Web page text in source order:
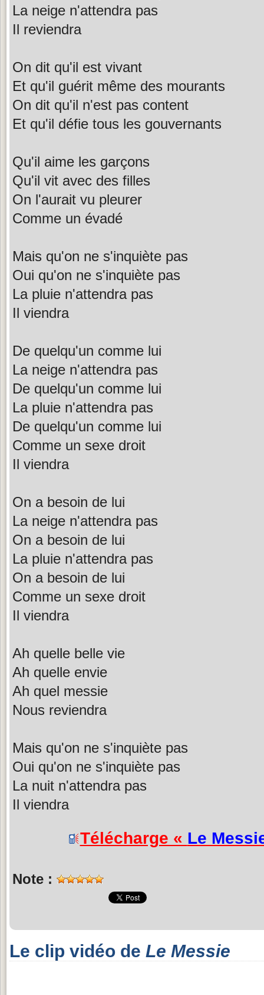
La neige n'attendra pas
Il reviendra
On dit qu'il est vivant
Et qu'il guérit même des mourants
On dit qu'il n'est pas content
Et qu'il défie tous les gouvernants
Qu'il aime les garçons
Qu'il vit avec des filles
On l'aurait vu pleurer
Comme un évadé
Mais qu'on ne s'inquiète pas
Oui qu'on ne s'inquiète pas
La pluie n'attendra pas
Il viendra
De quelqu'un comme lui
La neige n'attendra pas
De quelqu'un comme lui
La pluie n'attendra pas
De quelqu'un comme lui
Comme un sexe droit
Il viendra
On a besoin de lui
La neige n'attendra pas
On a besoin de lui
La pluie n'attendra pas
On a besoin de lui
Comme un sexe droit
Il viendra
Ah quelle belle vie
Ah quelle envie
Ah quel messie
Nous reviendra
Mais qu'on ne s'inquiète pas
Oui qu'on ne s'inquiète pas
La nuit n'attendra pas
Il viendra
Télécharge « Le
Note :
Le clip vidéo de Le Messie